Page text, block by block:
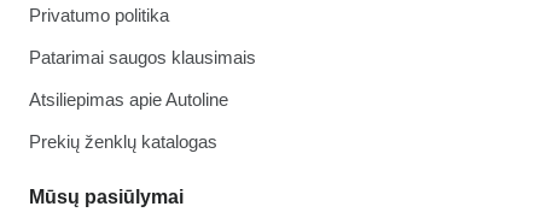
Privatumo politika
Patarimai saugos klausimais
Atsiliepimas apie Autoline
Prekių ženklų katalogas
Mūsų pasiūlymai